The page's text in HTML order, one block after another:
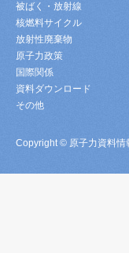
被ばく・放射線
核燃料サイクル
放射性廃棄物
原子力政策
国際関係
資料ダウンロード
その他
Copyright © 原子力資料